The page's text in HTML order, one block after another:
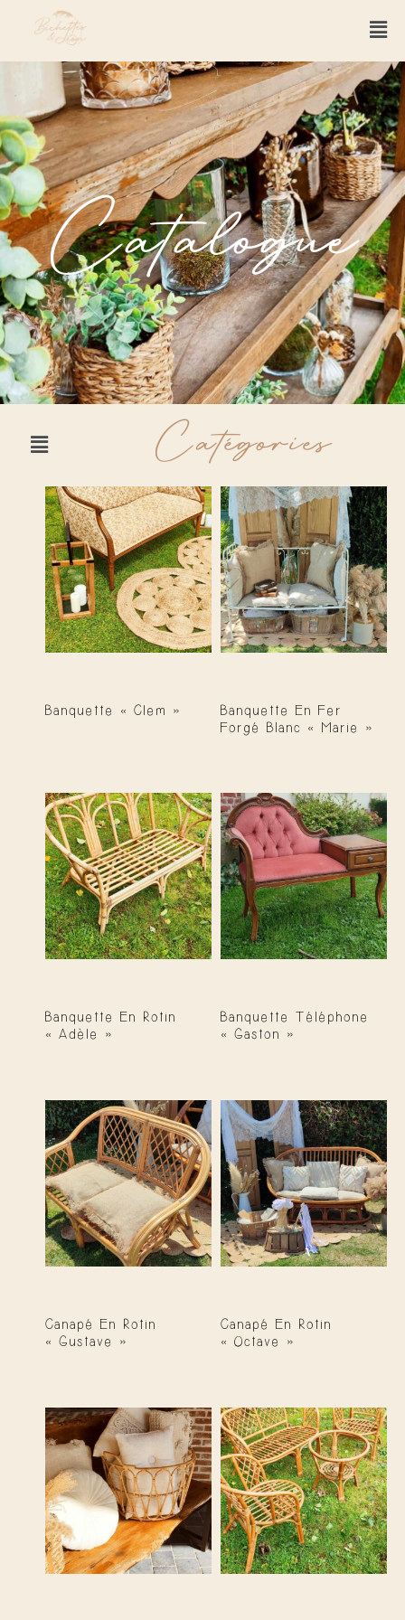
Catalogue
Catégories
Banquette « Clem »
Banquette En Fer
Forgé Blanc « Marie »
Banquette En Rotin
« Adèle »
Banquette Téléphone
« Gaston »
Canapé En Rotin
« Gustave »
Canapé En Rotin
« Octave »